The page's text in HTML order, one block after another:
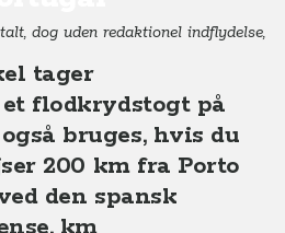
dog uden redaktionel indflydelse,
tager
flodkrydstogt på
bruges, hvis du
200 km fra Porto
den spansk